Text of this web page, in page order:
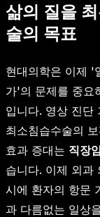
삶의 질을
술의 목표
현대의학은 이제 '
가'의 문제를 중요
입니다. 영상 진단
최소침습수술의
효과 증대는 직장
습니다. 이제 외과
시에 환자의 항문
과 다름없는 일상